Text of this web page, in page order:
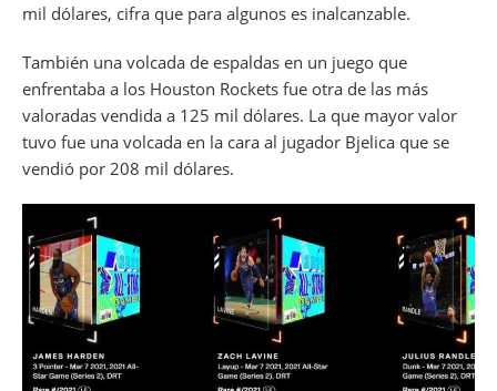
mil dólares, cifra que para algunos es inalcanzable.
También una volcada de espaldas en un juego que
enfrentaba a los Houston Rockets fue otra de las más
valoradas vendida a 125 mil dólares. La que mayor valor
tuvo fue una volcada en la cara al jugador Bjelica que se
vendió por 208 mil dólares.